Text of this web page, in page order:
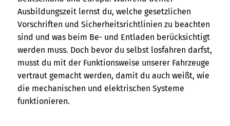
Ausbildungszeit lernst du, welche gesetzlichen
Vorschriften und Sicherheitsrichtlinien zu beachten
sind und was beim Be- und Entladen berücksichtigt
werden muss. Doch bevor du selbst losfahren darfst,
musst du mit der Funktionsweise unserer Fahrzeuge
vertraut gemacht werden, damit du auch weißt, wie
die mechanischen und elektrischen Systeme
funktionieren.